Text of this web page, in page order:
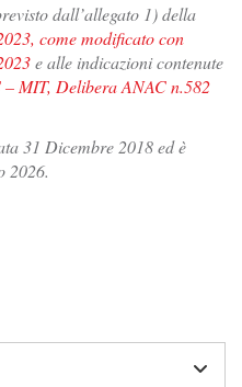
dall’allegato 1) della
come modificato con
e alle indicazioni contenute
MIT, Delibera ANAC n.582
31 Dicembre 2018 ed è
2026.